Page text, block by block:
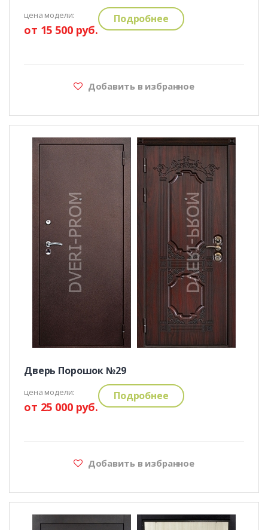
цена модели:
от 15 500 руб.
Подробнее
Добавить в избранное
Дверь Порошок №29
цена модели:
от 25 000 руб.
Подробнее
Добавить в избранное